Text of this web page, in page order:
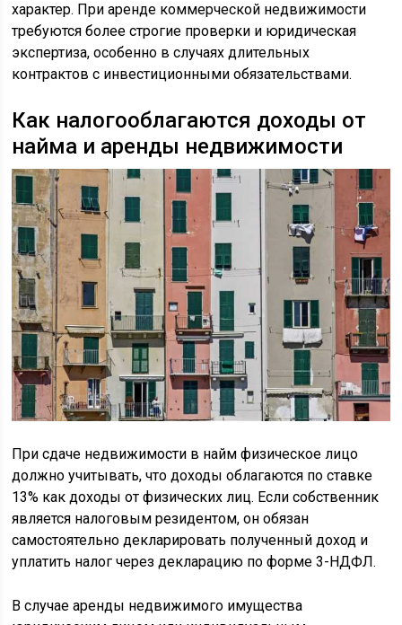
характер. При аренде коммерческой недвижимости
требуются более строгие проверки и юридическая
экспертиза, особенно в случаях длительных
контрактов с инвестиционными обязательствами.
Как налогооблагаются доходы от
найма и аренды недвижимости
При сдаче недвижимости в найм физическое лицо
должно учитывать, что доходы облагаются по ставке
13% как доходы от физических лиц. Если собственник
является налоговым резидентом, он обязан
самостоятельно декларировать полученный доход и
уплатить налог через декларацию по форме 3-НДФЛ.
В случае аренды недвижимого имущества